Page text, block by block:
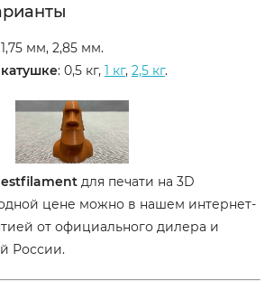
мм, 2,85 мм.
: 0,5 кг, 1 кг, 2,5 кг.
для печати на 3D
цене можно в нашем интернет-
от официального дилера и
России.